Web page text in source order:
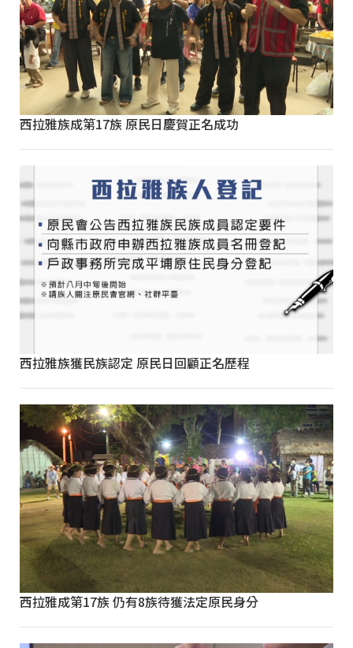
西拉雅族成第17族 原民日慶賀正名成功
西拉雅族獲民族認定 原民日回顧正名歷程
西拉雅成第17族 仍有8族待獲法定原民身分